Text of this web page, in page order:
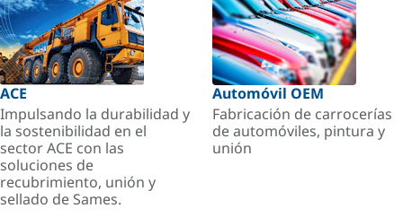
ACE
Impulsando la durabilidad y
la sostenibilidad en el
sector ACE con las
soluciones de
recubrimiento, unión y
sellado de Sames.
Automóvil OEM
Fabricación de carrocerías
de automóviles, pintura y
unión